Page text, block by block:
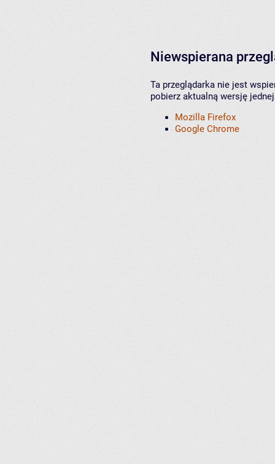
Niewspierana
Ta przeglądarka nie jest
pobierz aktualną wersję
Mozilla Firefox
Google Chrome